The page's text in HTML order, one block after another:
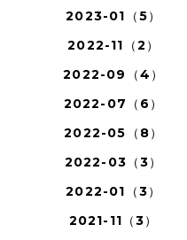
2023-01（5）
2022-11（2）
2022-09（4）
2022-07（6）
2022-05（8）
2022-03（3）
2022-01（3）
2021-11（3）